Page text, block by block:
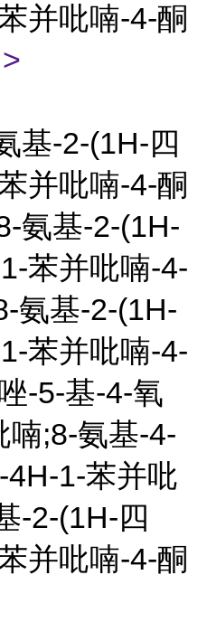
并吡喃-4-酮
基-2-(1H-四
并吡喃-4-酮
氨基-2-(1H-
苯并吡喃-4-
氨基-2-(1H-
苯并吡喃-4-
-5-基-4-氧
喃;8-氨基-4-
1-苯并吡
-2-(1H-四
并吡喃-4-酮